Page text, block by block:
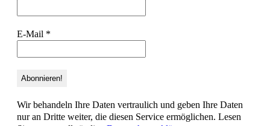
E-Mail *
Wir behandeln Ihre Daten vertraulich und geben Ihre Daten
nur an Dritte weiter, die diesen Service ermöglichen. Lesen